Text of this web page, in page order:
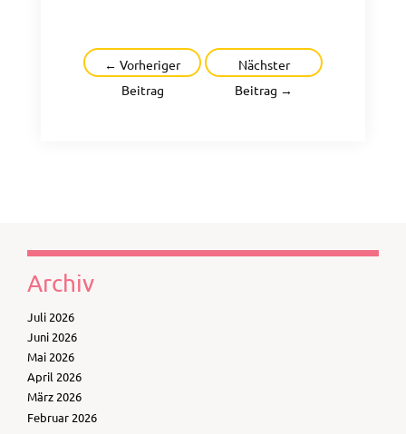
Beitragsnavigation
← Vorheriger
Beitrag
Nächster
Beitrag →
Archiv
Juli 2026
Juni 2026
Mai 2026
April 2026
März 2026
Februar 2026